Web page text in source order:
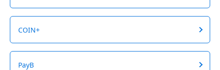
COIN+
PayB